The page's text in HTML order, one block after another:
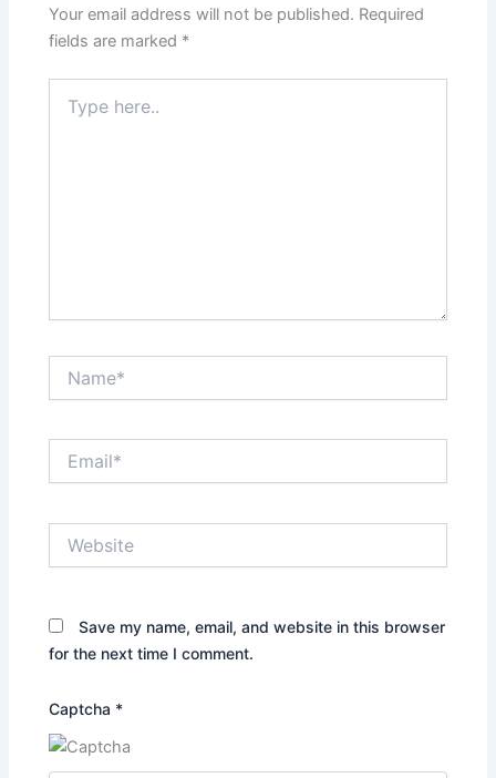
Your email address will not be published. Required
fields are marked *
here..
Save my name, email, and website in this browser
for the next time I comment.
Captcha *